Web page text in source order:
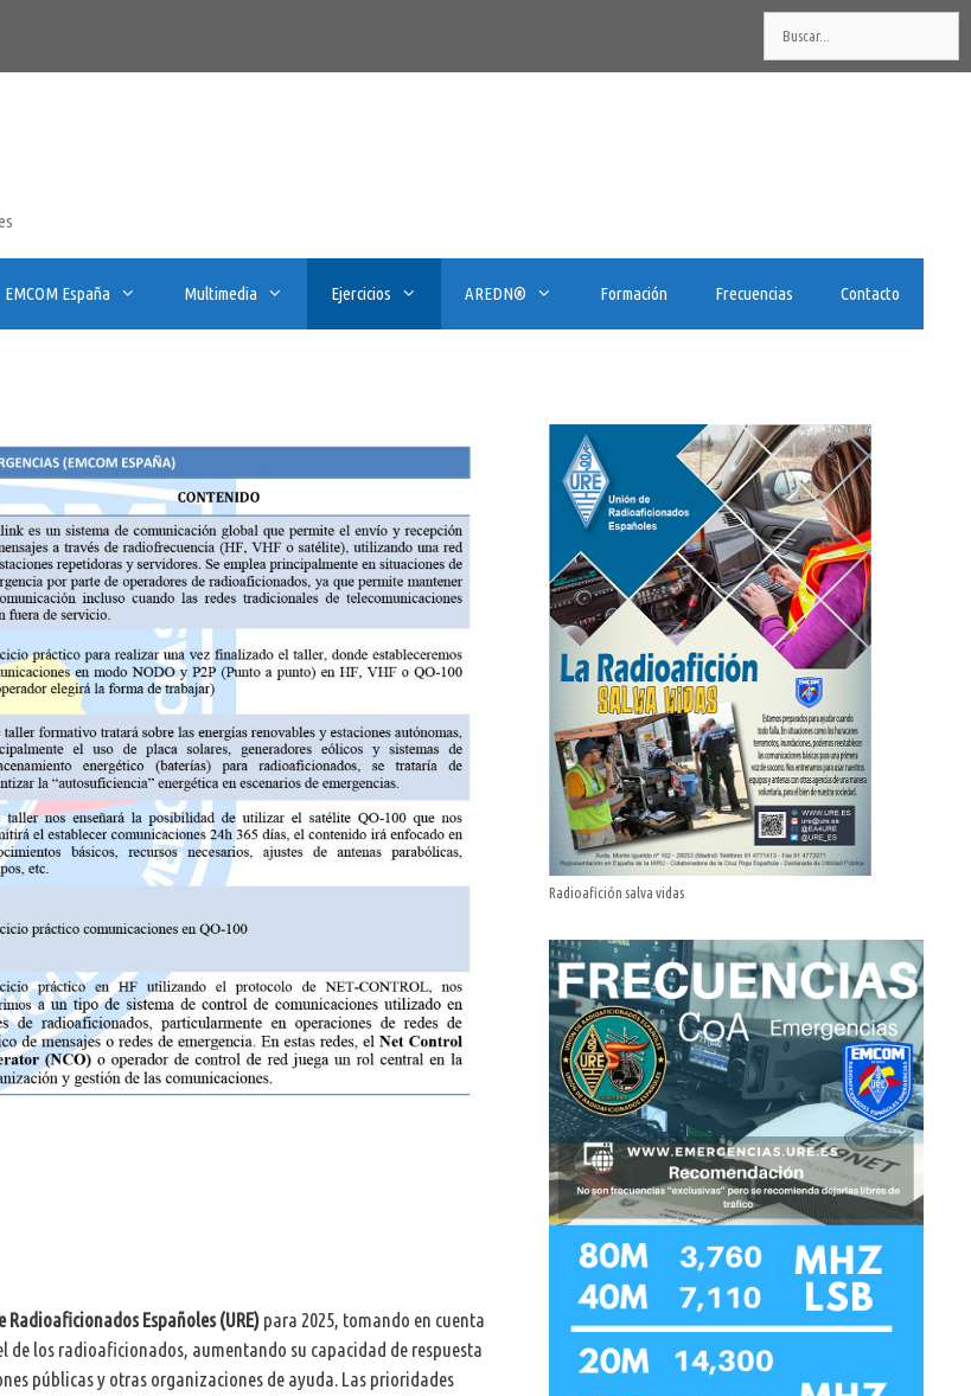
EMCOM España Multimedia Ejercicios AREDN®️ Formación Frecuencias Contacto
Españoles (URE) para 2025, tomando en cuenta
de los radioaficionados, aumentando su capacidad de respuesta
públicas y otras organizaciones de ayuda. Las prioridades
Radioafición salva vidas